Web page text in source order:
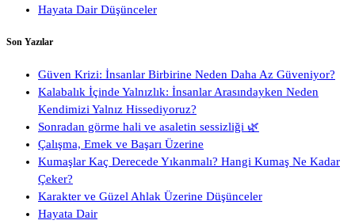
Hayata Dair Düşünceler
Son Yazılar
Güven Krizi: İnsanlar Birbirine Neden Daha Az Güveniyor?
Kalabalık İçinde Yalnızlık: İnsanlar Arasındayken Neden
Kendimizi Yalnız Hissediyoruz?
Sonradan görme hali ve asaletin sessizliği 🌿
Çalışma, Emek ve Başarı Üzerine
Kumaşlar Kaç Derecede Yıkanmalı? Hangi Kumaş Ne Kadar
Çeker?
Karakter ve Güzel Ahlak Üzerine Düşünceler
Hayata Dair